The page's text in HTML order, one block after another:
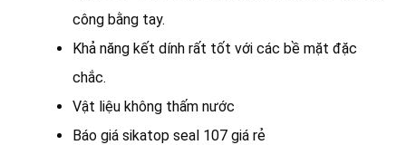
công bằng tay.
Khả năng kết dính rất tốt với các bề mặt đặc
chắc.
Vật liệu không thấm nước
Báo giá sikatop seal 107 giá rẻ